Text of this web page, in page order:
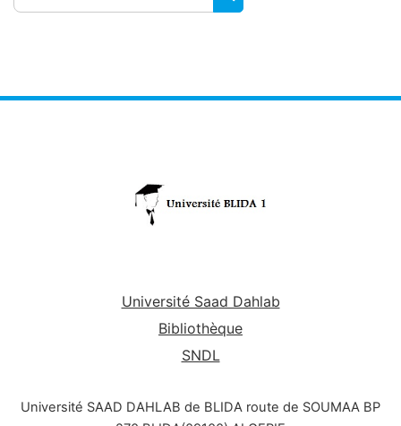
SEARCH COURSES
Université Saad Dahlab
Bibliothèque
SNDL
Université SAAD DAHLAB de BLIDA route de SOUMAA BP